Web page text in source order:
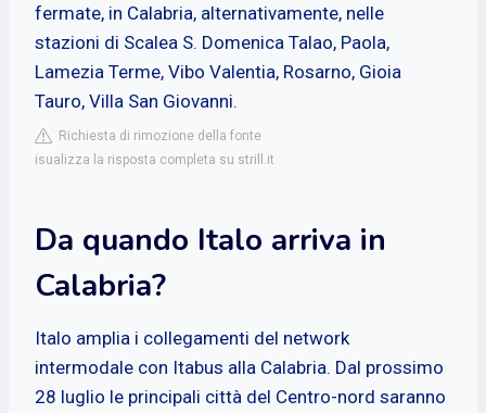
fermate, in Calabria, alternativamente, nelle
stazioni di Scalea S. Domenica Talao, Paola,
Lamezia Terme, Vibo Valentia, Rosarno, Gioia
Tauro, Villa San Giovanni.
Richiesta di rimozione della fonte
isualizza la risposta completa su strill.it
Da quando Italo arriva in
Calabria?
Italo amplia i collegamenti del network
intermodale con Itabus alla Calabria. Dal prossimo
28 luglio le principali città del Centro-nord saranno